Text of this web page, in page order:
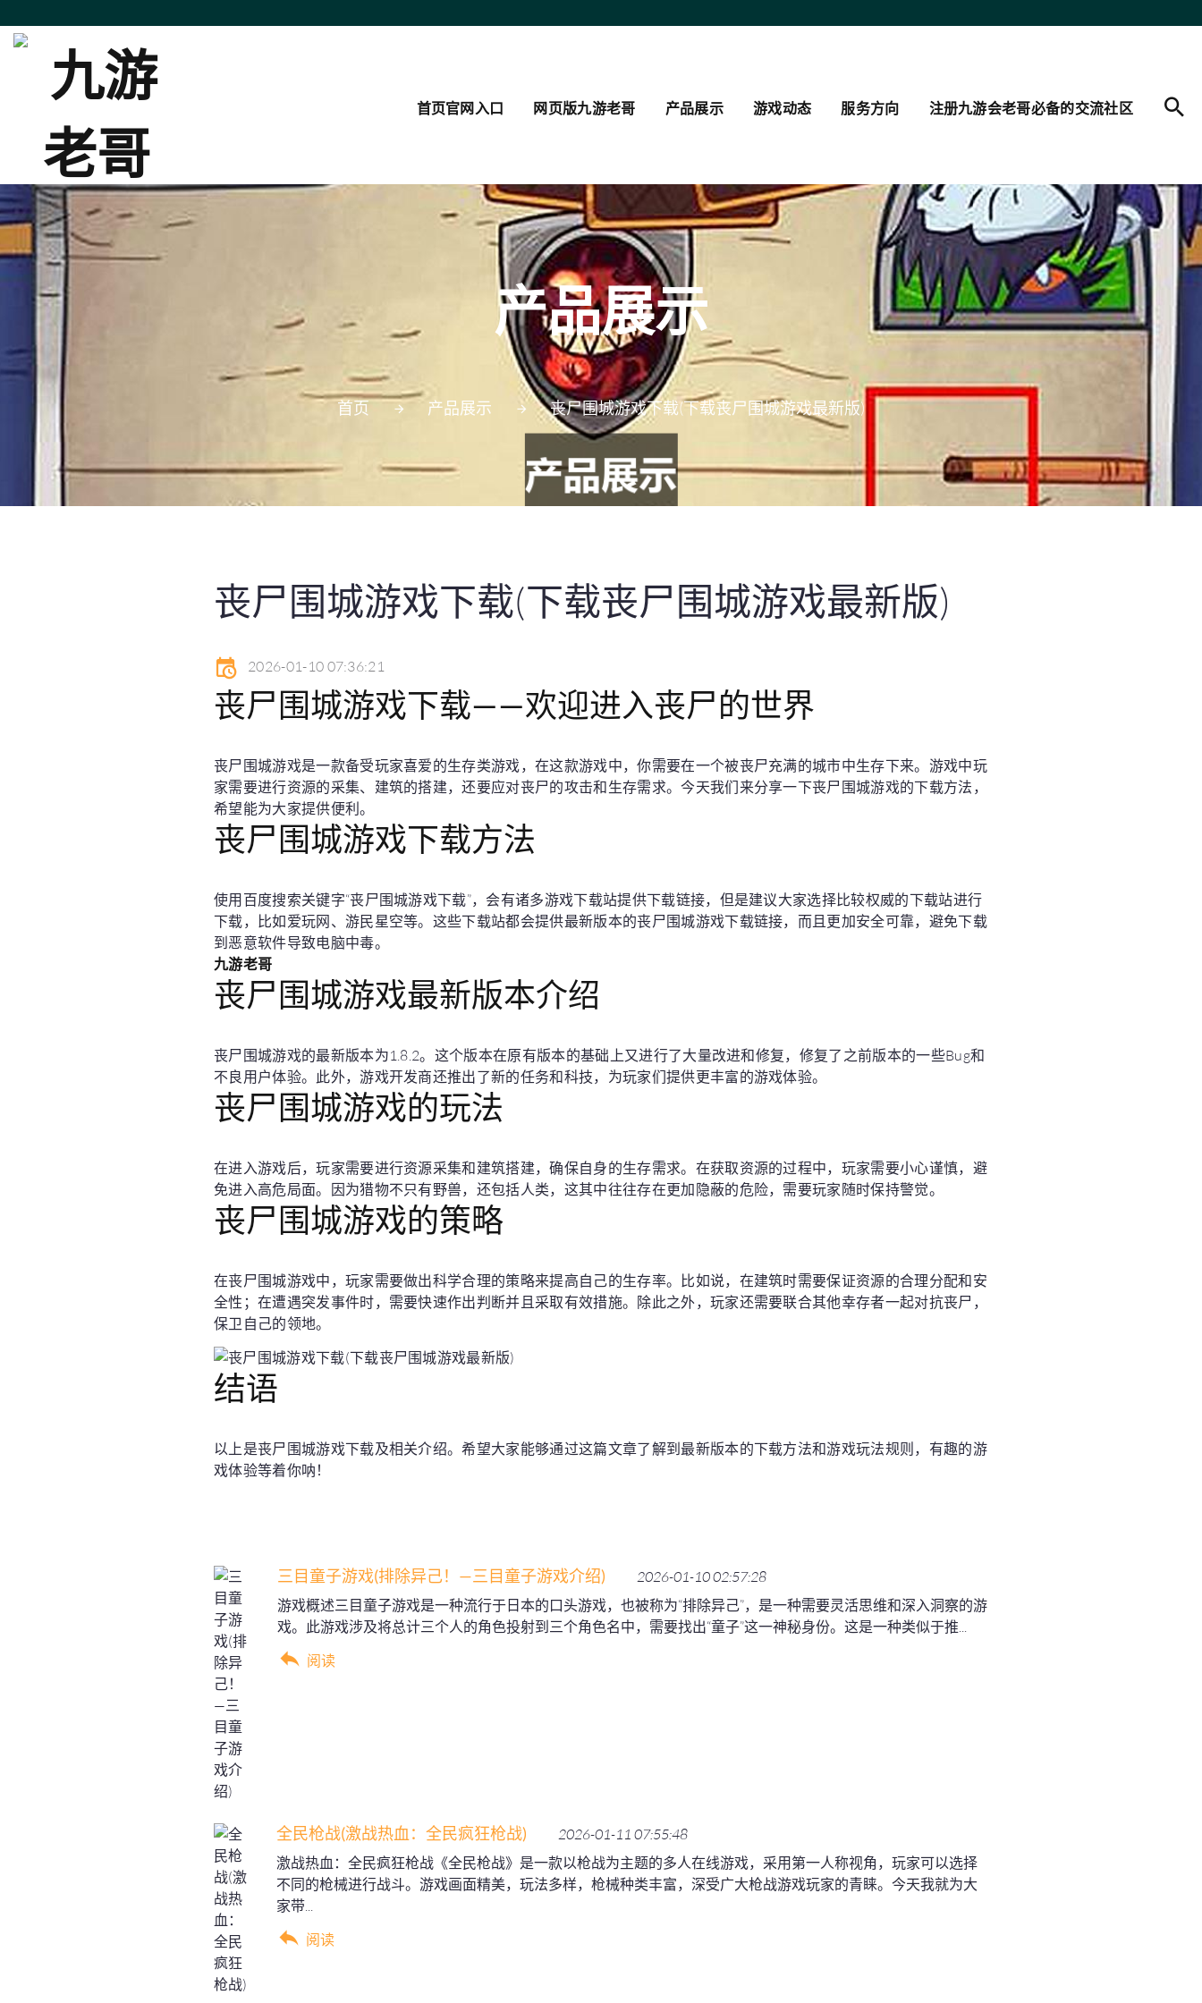
首页官网入口 网页版九游老哥 产品展示 游戏动态 服务方向 注册九游会老哥必备的交流社区
产品展示
首页 产品展示 丧尸围城游戏下载(下载丧尸围城游戏最新版)
丧尸围城游戏下载(下载丧尸围城游戏最新版)
2026-01-10 07:36:21
丧尸围城游戏下载——欢迎进入丧尸的世界
丧尸围城游戏是一款备受玩家喜爱的生存类游戏，在这款游戏中，你需要在一个被丧尸充满的城市中生存下来。游戏中玩
家需要进行资源的采集、建筑的搭建，还要应对丧尸的攻击和生存需求。今天我们来分享一下丧尸围城游戏的下载方法，
希望能为大家提供便利。
丧尸围城游戏下载方法
使用百度搜索关键字“丧尸围城游戏下载”，会有诸多游戏下载站提供下载链接，但是建议大家选择比较权威的下载站进行
下载，比如爱玩网、游民星空等。这些下载站都会提供最新版本的丧尸围城游戏下载链接，而且更加安全可靠，避免下载
到恶意软件导致电脑中毒。
九游老哥
丧尸围城游戏最新版本介绍
丧尸围城游戏的最新版本为1.8.2。这个版本在原有版本的基础上又进行了大量改进和修复，修复了之前版本的一些Bug和
不良用户体验。此外，游戏开发商还推出了新的任务和科技，为玩家们提供更丰富的游戏体验。
丧尸围城游戏的玩法
在进入游戏后，玩家需要进行资源采集和建筑搭建，确保自身的生存需求。在获取资源的过程中，玩家需要小心谨慎，避
免进入高危局面。因为猎物不只有野兽，还包括人类，这其中往往存在更加隐蔽的危险，需要玩家随时保持警觉。
丧尸围城游戏的策略
在丧尸围城游戏中，玩家需要做出科学合理的策略来提高自己的生存率。比如说，在建筑时需要保证资源的合理分配和安
全性；在遭遇突发事件时，需要快速作出判断并且采取有效措施。除此之外，玩家还需要联合其他幸存者一起对抗丧尸，
保卫自己的领地。
结语
以上是丧尸围城游戏下载及相关介绍。希望大家能够通过这篇文章了解到最新版本的下载方法和游戏玩法规则，有趣的游
戏体验等着你呐！
三目童子游戏(排除异己！—三目童子游戏介绍)
2026-01-10 02:57:28
游戏概述三目童子游戏是一种流行于日本的口头游戏，也被称为“排除异己”，是一种需要灵活思维和深入洞察的游
戏。此游戏涉及将总计三个人的角色投射到三个角色名中，需要找出“童子”这一神秘身份。这是一种类似于推...
阅读
全民枪战(激战热血：全民疯狂枪战)
2026-01-11 07:55:48
激战热血：全民疯狂枪战《全民枪战》是一款以枪战为主题的多人在线游戏，采用第一人称视角，玩家可以选择
不同的枪械进行战斗。游戏画面精美，玩法多样，枪械种类丰富，深受广大枪战游戏玩家的青睐。今天我就为大
家带...
阅读